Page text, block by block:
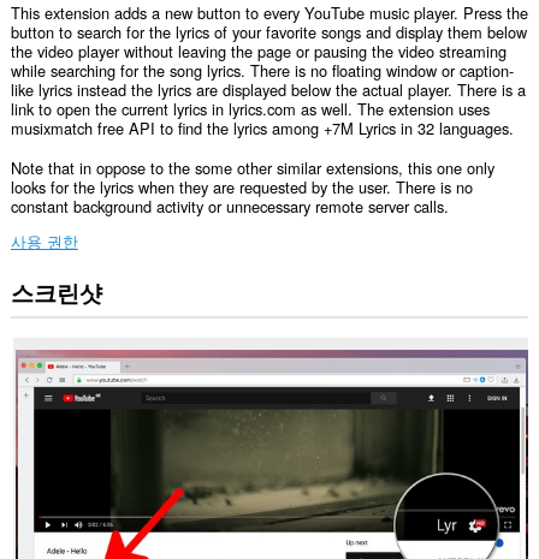
This extension adds a new button to every YouTube music player. Press the
button to search for the lyrics of your favorite songs and display them below
the video player without leaving the page or pausing the video streaming
while searching for the song lyrics. There is no floating window or caption-
like lyrics instead the lyrics are displayed below the actual player. There is a
link to open the current lyrics in lyrics.com as well. The extension uses
musixmatch free API to find the lyrics among +7M Lyrics in 32 languages.
Note that in oppose to the some other similar extensions, this one only
looks for the lyrics when they are requested by the user. There is no
constant background activity or unnecessary remote server calls.
사용 권한
이
확
기
능
은
일
사
데
스크린샷